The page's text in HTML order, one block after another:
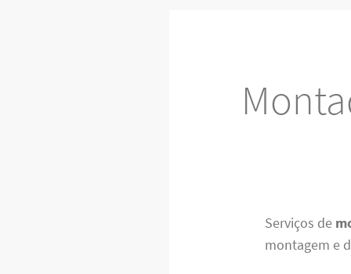
Serviços de
montagem e